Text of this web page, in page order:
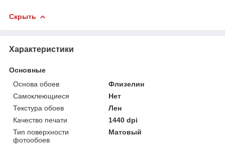
Скрыть
Характеристики
Основные
Основа обоев
Флизелин
Самоклеющиеся
Нет
Текстура обоев
Лен
Качество печати
1440 dpi
Тип поверхности
фотообоев
Матовый